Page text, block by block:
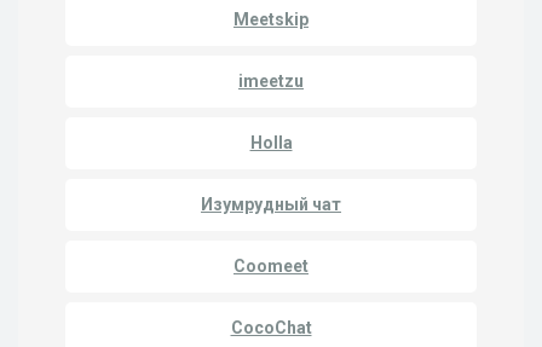
Meetskip
imeetzu
Holla
Изумрудный чат
Coomeet
CocoChat